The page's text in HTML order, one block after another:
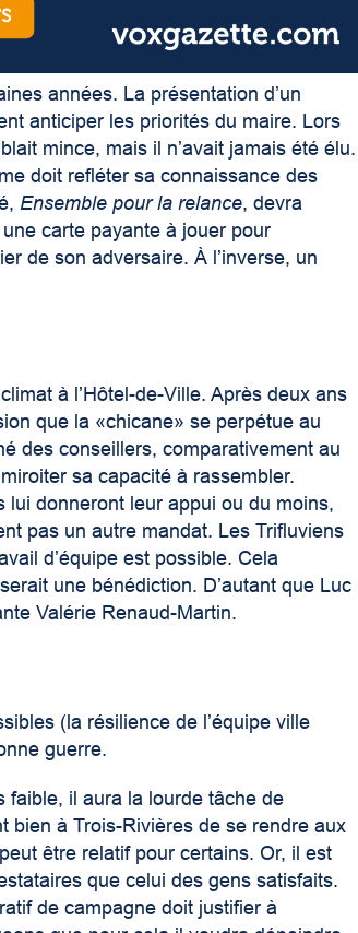
années. La présentation d’un
anticiper les priorités du maire. Lors
mince, mais il n’avait jamais été élu.
doit refléter sa connaissance des
Ensemble pour la relance, devra
carte payante à jouer pour
de son adversaire. À l’inverse, un
à l’Hôtel-de-Ville. Après deux ans
que la «chicane» se perpétue au
des conseillers, comparativement au
sa capacité à rassembler.
lui donneront leur appui ou du moins,
pas un autre mandat. Les Trifluviens
d’équipe est possible. Cela
une bénédiction. D’autant que Luc
Valérie Renaud-Martin.
(la résilience de l’équipe ville
guerre.
faible, il aura la lourde tâche de
bien à Trois-Rivières de se rendre aux
être relatif pour certains. Or, il est
que celui des gens satisfaits.
de campagne doit justifier à